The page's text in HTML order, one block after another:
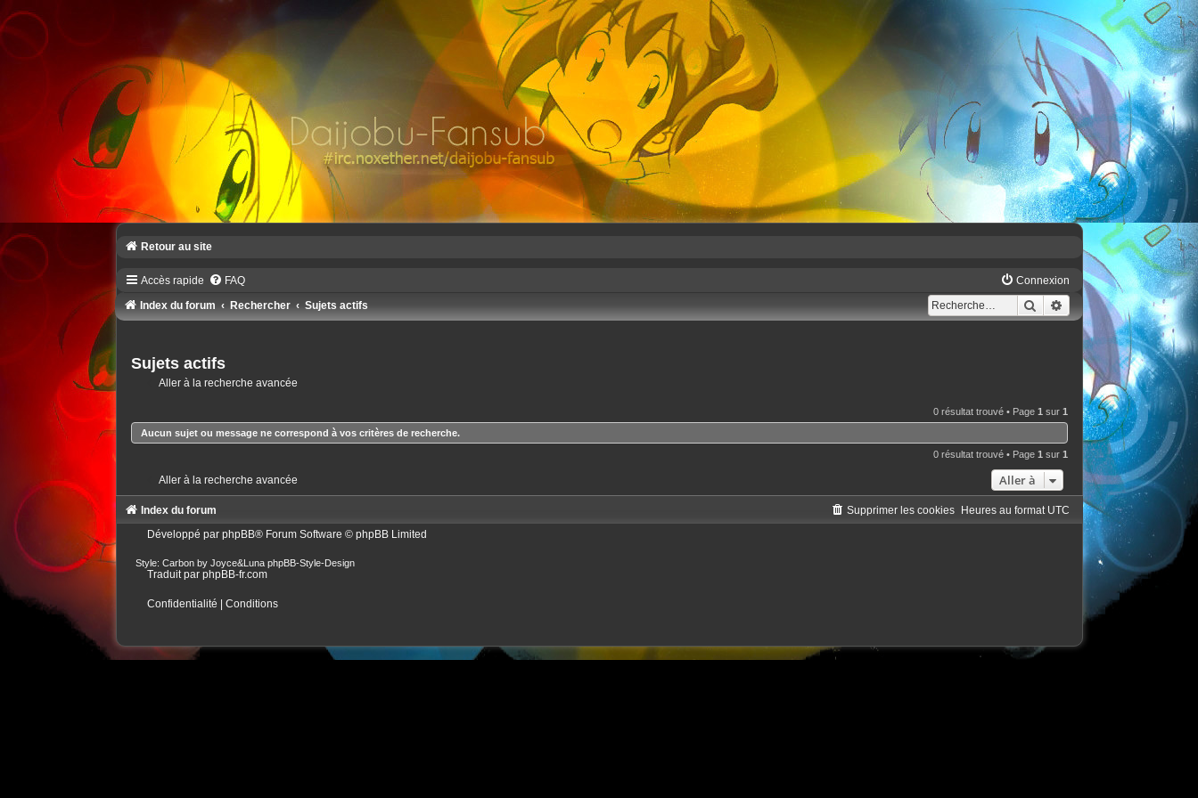
Retour au site
Accès rapide FAQ Connexion
RechercherRecherche avancée
Index du forum Rechercher Sujets actifs
Sujets actifs
Aller à la recherche avancée
0 résultat trouvé • Page 1 sur 1
Aucun sujet ou message ne correspond à vos critères de recherche.
0 résultat trouvé • Page 1 sur 1
Aller à la recherche avancée Aller à
Index du forum Heures au format UTC
Supprimer les cookies
Développé par phpBB® Forum Software © phpBB Limited
Style: Carbon by Joyce&Luna phpBB-Style-Design
Traduit par phpBB-fr.com
Confidentialité Conditions